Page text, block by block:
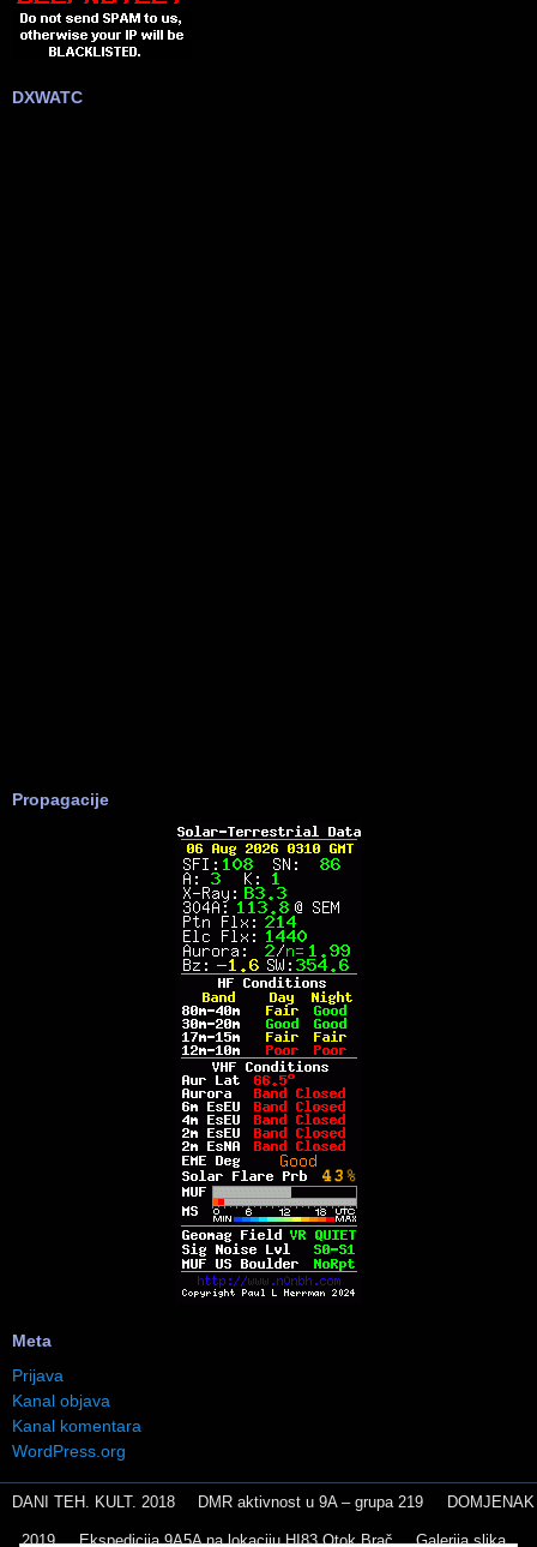
DXWATC
Propagacije
Meta
Prijava
Kanal objava
Kanal komentara
WordPress.org
DANI TEH. KULT. 2018 DMR aktivnost u 9A – grupa 219 DOMJENAK
2019 Ekspedicija 9A5A na lokaciju HI83 Otok Brač Galerija slika